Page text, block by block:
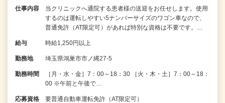
仕事内容
当クリニックへ通院する患者様の送迎をお任せします。使用
するのは運転しやすい5ナンバーサイズのワゴン車なので、
普通免許（AT限定可）があれば特別な資格は不要です。…
給与 時給1,250円以上
勤務地 埼玉県鴻巣市市ノ縄27-5
勤務時間
［月・水・金］7：00～18：30 ［火・木・土］7：00～18：
00 ※午前と午後で…
応募資格 要普通自動車運転免許（AT限定可）